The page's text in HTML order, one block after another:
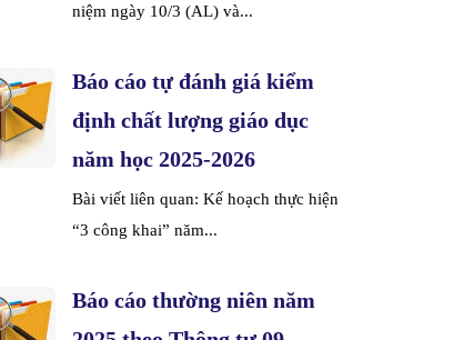
niệm ngày 10/3 (AL) và...
Báo cáo tự đánh giá kiểm
định chất lượng giáo dục
năm học 2025-2026
Bài viết liên quan: Kế hoạch thực hiện
“3 công khai” năm...
Báo cáo thường niên năm